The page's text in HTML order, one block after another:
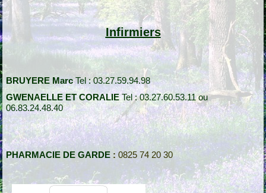
Infirmiers
BRUYERE MarcTel : 03.27.59.94.98
GWENAELLE ET CORALIETel : 03.27.60.53.11 ou
06.83.24.48.40
PHARMACIE DE GARDE :0825 74 20 30